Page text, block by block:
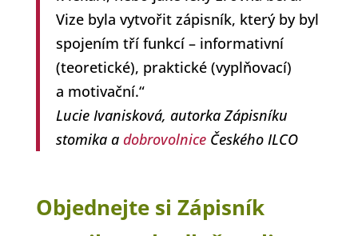
Vize byla vytvořit zápisník, který by byl
spojením tří funkcí – informativní
(teoretické), praktické (vyplňovací)
a motivační.“
Lucie Ivanisková, autorka Zápisníku
stomika a dobrovolniceČeského ILCO
Objednejte si Zápisník